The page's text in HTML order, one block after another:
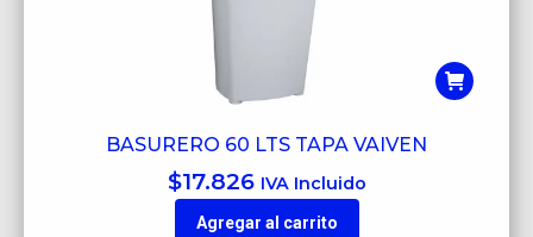
BASURERO 60 LTS TAPA VAIVEN
$17.826 IVA Incluido
Agregar al carrito